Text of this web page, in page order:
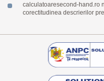
calculatoaresecond-hand.ro
corectitudinea descrierilor